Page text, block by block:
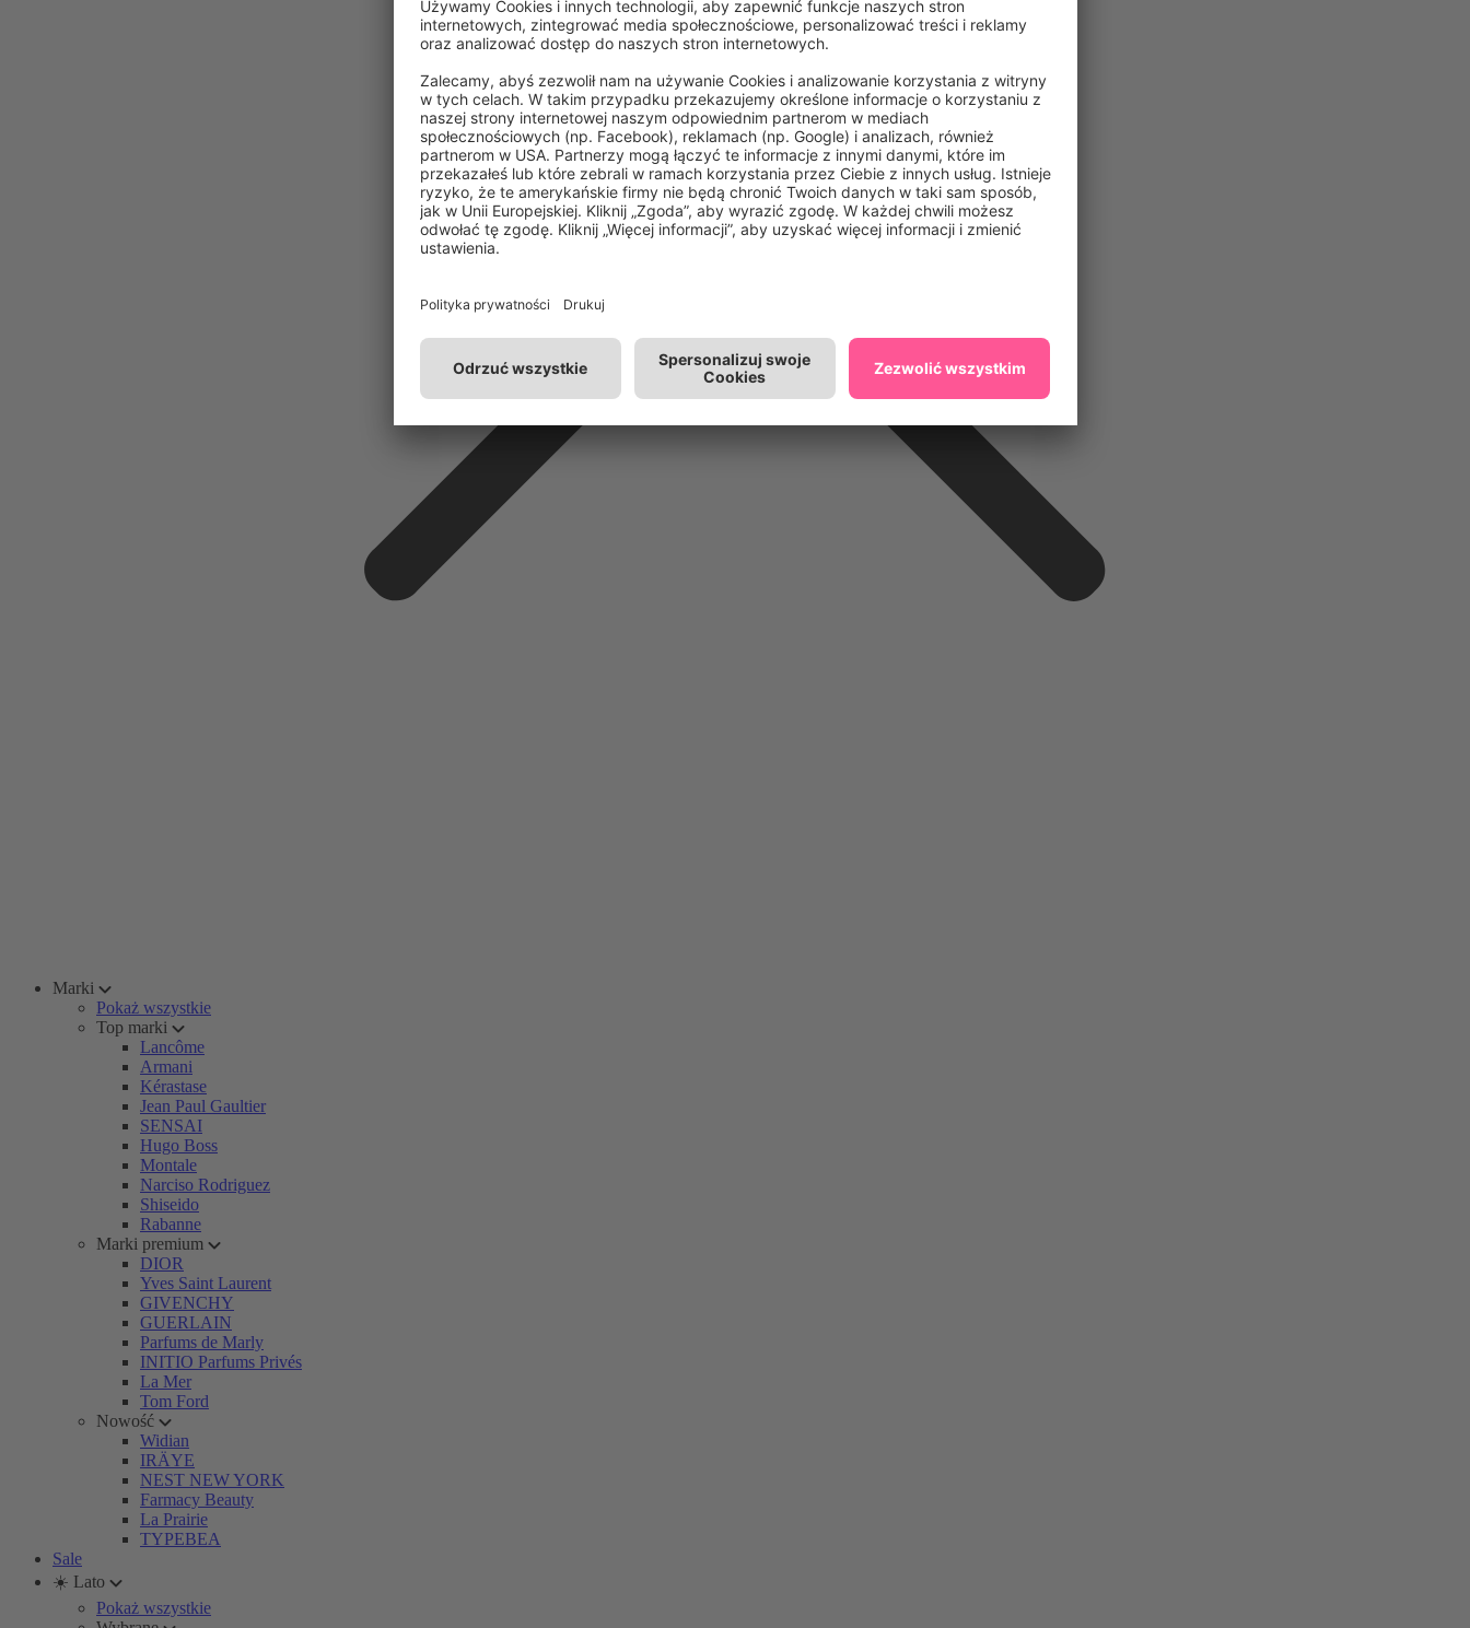
Marki
Pokaż wszystkie
Top marki
Lancôme
Armani
Kérastase
Jean Paul Gaultier
SENSAI
Hugo Boss
Montale
Narciso Rodriguez
Shiseido
Rabanne
Marki premium
DIOR
Yves Saint Laurent
GIVENCHY
GUERLAIN
Parfums de Marly
INITIO Parfums Privés
La Mer
Tom Ford
Nowość
Widian
IRÄYE
NEST NEW YORK
Farmacy Beauty
La Prairie
TYPEBEA
Sale
☀️ Lato
Pokaż wszystkie